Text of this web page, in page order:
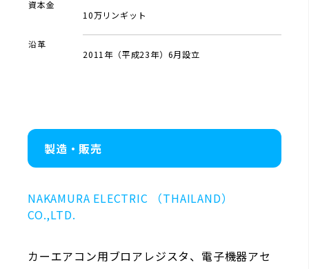
資本金
10万リンギット
沿革
2011年（平成23年）6月設立
製造・販売
NAKAMURA ELECTRIC （THAILAND）
CO.,LTD.
カーエアコン用ブロアレジスタ、電子機器アセ